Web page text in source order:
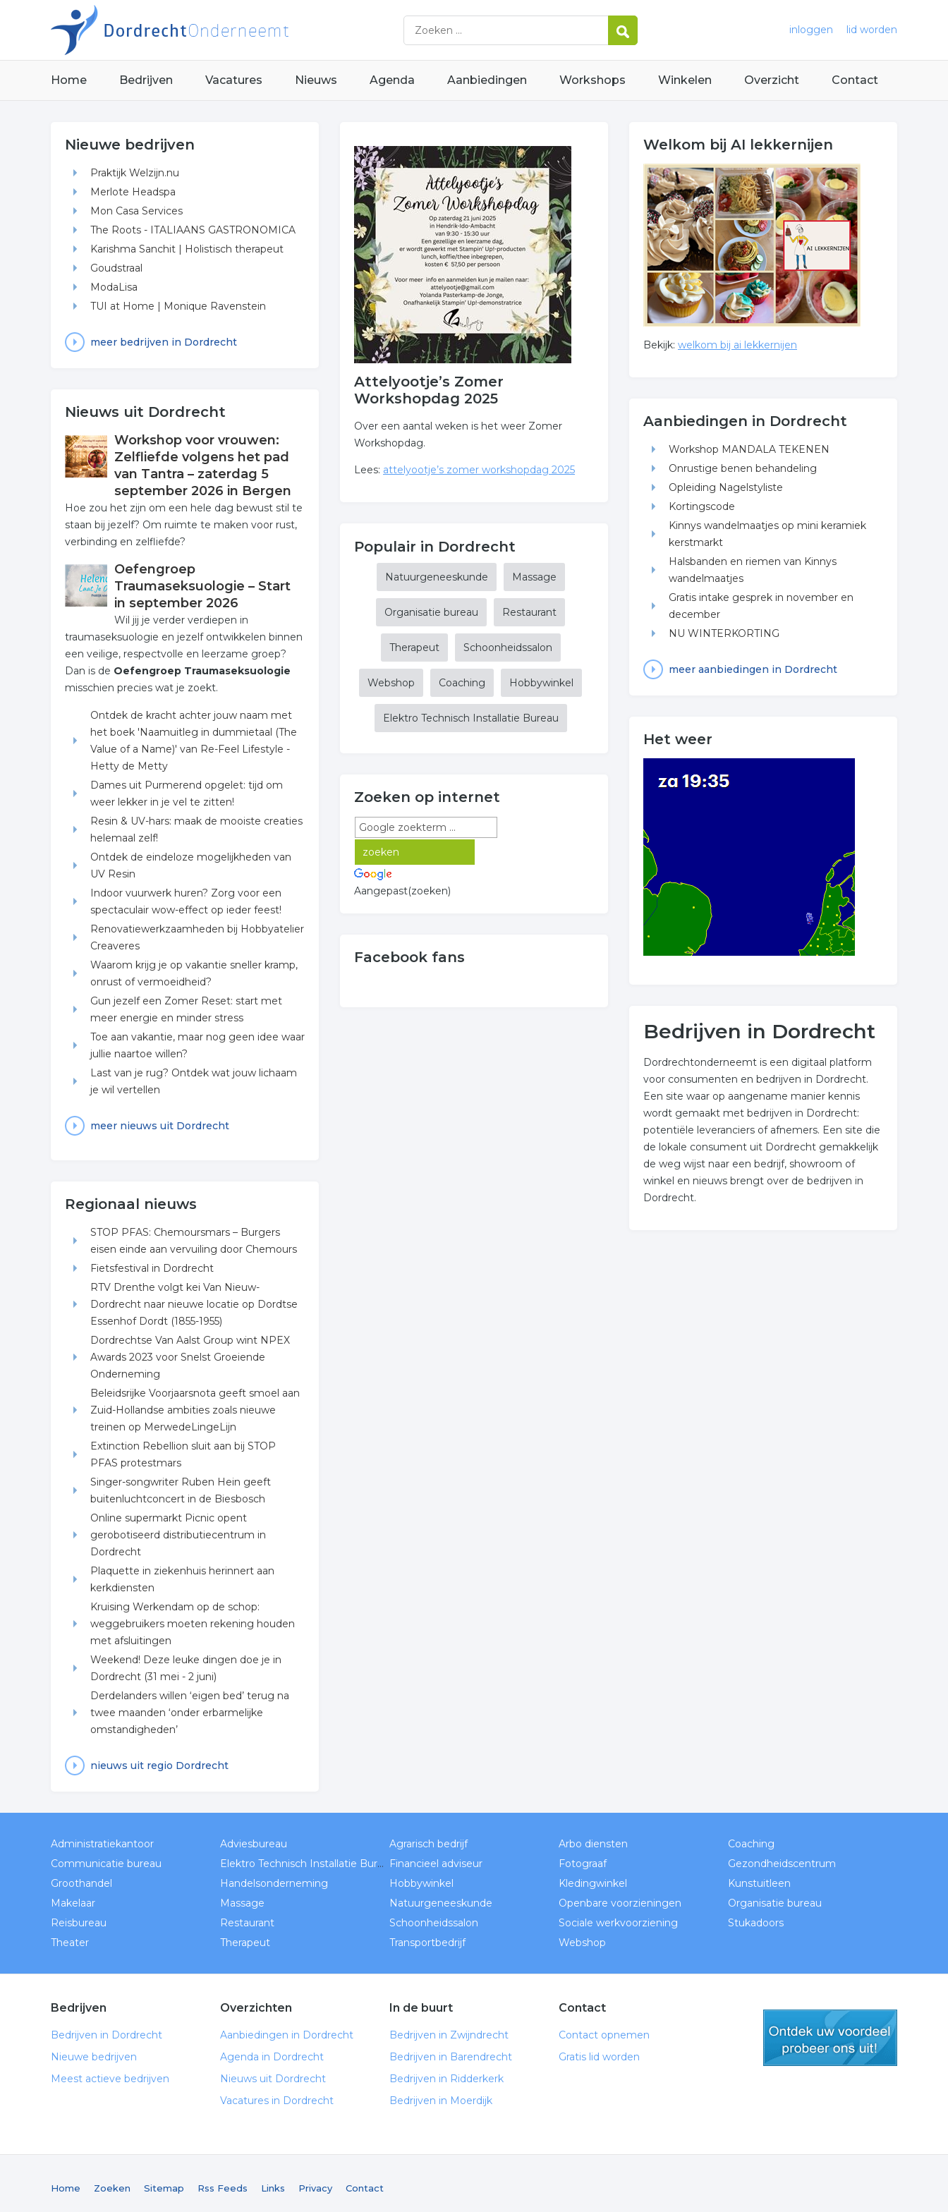
inloggen lid worden
Home Bedrijven Vacatures Nieuws Agenda Aanbiedingen Workshops Winkelen Overzicht Contact
Nieuwe bedrijven
Praktijk Welzijn.nu
Merlote Headspa
Mon Casa Services
The Roots - ITALIAANS GASTRONOMICA
Karishma Sanchit | Holistisch therapeut
Goudstraal
ModaLisa
TUI at Home | Monique Ravenstein
meer bedrijven in Dordrecht
Nieuws uit Dordrecht
Workshop voor vrouwen:
Zelfliefde volgens het pad
van Tantra – zaterdag 5
september 2026 in Bergen
Hoe zou het zijn om een hele dag bewust stil te
staan bij jezelf? Om ruimte te maken voor rust,
verbinding en zelfliefde?
Oefengroep
Traumaseksuologie – Start
in september 2026
Wil jij je verder verdiepen in
traumaseksuologie en jezelf ontwikkelen binnen
een veilige, respectvolle en leerzame groep?
Dan is de Oefengroep Traumaseksuologie
misschien precies wat je zoekt.
Ontdek de kracht achter jouw naam met
het boek 'Naamuitleg in dummietaal (The
Value of a Name)' van Re-Feel Lifestyle -
Hetty de Metty
Dames uit Purmerend opgelet: tijd om
weer lekker in je vel te zitten!
Resin & UV-hars: maak de mooiste creaties
helemaal zelf!
Ontdek de eindeloze mogelijkheden van
UV Resin
Indoor vuurwerk huren? Zorg voor een
spectaculair wow-effect op ieder feest!
Renovatiewerkzaamheden bij Hobbyatelier
Creaveres
Waarom krijg je op vakantie sneller kramp,
onrust of vermoeidheid?
Gun jezelf een Zomer Reset: start met
meer energie en minder stress
Toe aan vakantie, maar nog geen idee waar
jullie naartoe willen?
Last van je rug? Ontdek wat jouw lichaam
je wil vertellen
meer nieuws uit Dordrecht
Regionaal nieuws
STOP PFAS: Chemoursmars – Burgers
eisen einde aan vervuiling door Chemours
Fietsfestival in Dordrecht
RTV Drenthe volgt kei Van Nieuw-
Dordrecht naar nieuwe locatie op Dordtse
Essenhof Dordt (1855-1955)
Dordrechtse Van Aalst Group wint NPEX
Awards 2023 voor Snelst Groeiende
Onderneming
Beleidsrijke Voorjaarsnota geeft smoel aan
Zuid-Hollandse ambities zoals nieuwe
treinen op MerwedeLingeLijn
Extinction Rebellion sluit aan bij STOP
PFAS protestmars
Singer-songwriter Ruben Hein geeft
buitenluchtconcert in de Biesbosch
Online supermarkt Picnic opent
gerobotiseerd distributiecentrum in
Dordrecht
Plaquette in ziekenhuis herinnert aan
kerkdiensten
Kruising Werkendam op de schop:
weggebruikers moeten rekening houden
met afsluitingen
Weekend! Deze leuke dingen doe je in
Dordrecht (31 mei - 2 juni)
Derdelanders willen ‘eigen bed’ terug na
twee maanden ‘onder erbarmelijke
omstandigheden’
nieuws uit regio Dordrecht
Attelyootje’s Zomer
Workshopdag 2025
Over een aantal weken is het weer Zomer
Workshopdag.
Lees: attelyootje’s zomer workshopdag 2025
Populair in Dordrecht
Natuurgeneeskunde Massage
Organisatie bureau Restaurant
Therapeut Schoonheidssalon
Webshop Coaching Hobbywinkel
Elektro Technisch Installatie Bureau
Zoeken op internet
Aangepast(zoeken)
Facebook fans
Welkom bij AI lekkernijen
Bekijk: welkom bij ai lekkernijen
Aanbiedingen in Dordrecht
Workshop MANDALA TEKENEN
Onrustige benen behandeling
Opleiding Nagelstyliste
Kortingscode
Kinnys wandelmaatjes op mini keramiek
kerstmarkt
Halsbanden en riemen van Kinnys
wandelmaatjes
Gratis intake gesprek in november en
december
NU WINTERKORTING
meer aanbiedingen in Dordrecht
Het weer
Bedrijven in Dordrecht
Dordrechtonderneemt is een digitaal platform
voor consumenten en bedrijven in Dordrecht.
Een site waar op aangename manier kennis
wordt gemaakt met bedrijven in Dordrecht:
potentiële leveranciers of afnemers. Een site die
de lokale consument uit Dordrecht gemakkelijk
de weg wijst naar een bedrijf, showroom of
winkel en nieuws brengt over de bedrijven in
Dordrecht.
Administratiekantoor Adviesbureau Agrarisch bedrijf Arbo diensten
Coaching
Communicatie bureau
Elektro Technisch Installatie Bureau Financieel adviseur Fotograaf
Gezondheidscentrum
Groothandel
Handelsonderneming Hobbywinkel Kledingwinkel
Kunstuitleen
Makelaar
Massage Natuurgeneeskunde Openbare voorzieningen
Organisatie bureau
Reisbureau
Restaurant Schoonheidssalon Sociale werkvoorziening
Stukadoors
Theater
Therapeut Transportbedrijf Webshop
Bedrijven
Bedrijven in Dordrecht
Nieuwe bedrijven
Meest actieve bedrijven
Overzichten
Aanbiedingen in Dordrecht
Agenda in Dordrecht
Nieuws uit Dordrecht
Vacatures in Dordrecht
In de buurt
Bedrijven in Zwijndrecht
Bedrijven in Barendrecht
Bedrijven in Ridderkerk
Bedrijven in Moerdijk
Contact
Contact opnemen
Gratis lid worden
Home Zoeken Sitemap Rss Feeds Links Privacy Contact